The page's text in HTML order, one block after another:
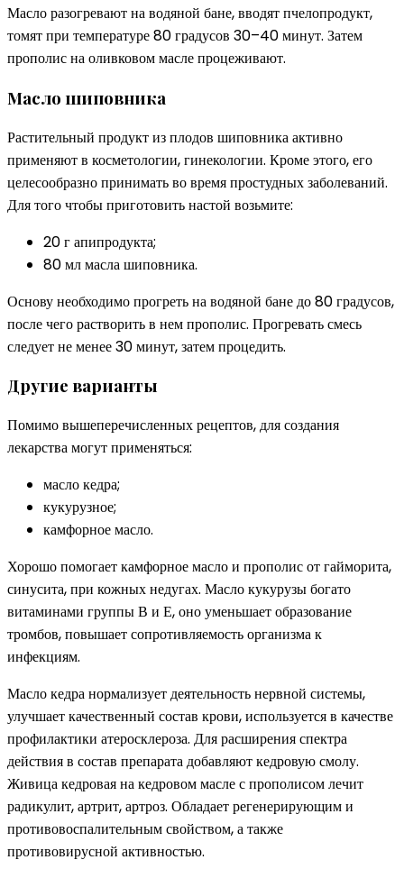
Масло разогревают на водяной бане, вводят пчелопродукт,
томят при температуре 80 градусов 30–40 минут. Затем
прополис на оливковом масле процеживают.
Масло шиповника
Растительный продукт из плодов шиповника активно
применяют в косметологии, гинекологии. Кроме этого, его
целесообразно принимать во время простудных заболеваний.
Для того чтобы приготовить настой возьмите:
20 г апипродукта;
80 мл масла шиповника.
Основу необходимо прогреть на водяной бане до 80 градусов,
после чего растворить в нем прополис. Прогревать смесь
следует не менее 30 минут, затем процедить.
Другие варианты
Помимо вышеперечисленных рецептов, для создания
лекарства могут применяться:
масло кедра;
кукурузное;
камфорное масло.
Хорошо помогает камфорное масло и прополис от гайморита,
синусита, при кожных недугах. Масло кукурузы богато
витаминами группы В и Е, оно уменьшает образование
тромбов, повышает сопротивляемость организма к
инфекциям.
Масло кедра нормализует деятельность нервной системы,
улучшает качественный состав крови, используется в качестве
профилактики атеросклероза. Для расширения спектра
действия в состав препарата добавляют кедровую смолу.
Живица кедровая на кедровом масле с прополисом лечит
радикулит, артрит, артроз. Обладает регенерирующим и
противовоспалительным свойством, а также
противовирусной активностью.